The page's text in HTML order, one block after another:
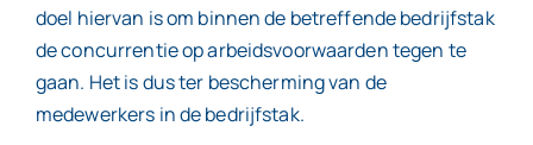
doel hiervan is om binnen de betreffende bedrijfstak
de concurrentie op arbeidsvoorwaarden tegen te
gaan. Het is dus ter bescherming van de
medewerkers in de bedrijfstak.